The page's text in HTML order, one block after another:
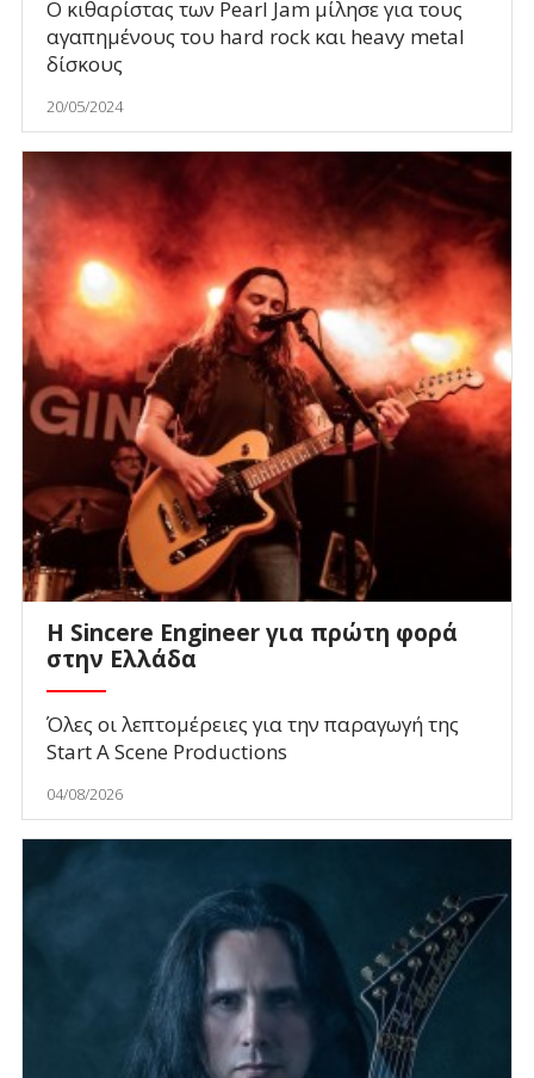
Ο κιθαρίστας των Pearl Jam μίλησε για τους
αγαπημένους του hard rock και heavy metal
δίσκους
20/05/2024
Η Sincere Engineer για πρώτη φορά
στην Ελλάδα
Όλες οι λεπτομέρειες για την παραγωγή της
Start A Scene Productions
04/08/2026